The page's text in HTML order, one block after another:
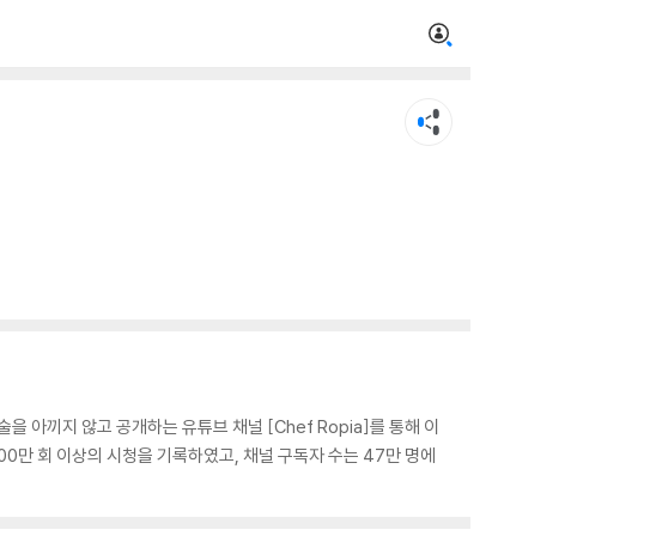
을 아끼지 않고 공개하는 유튜브 채널 [Chef Ropia]를 통해 이
만 회 이상의 시청을 기록하였고, 채널 구독자 수는 47만 명에